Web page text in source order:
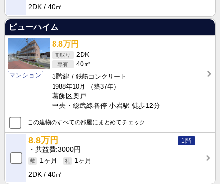
2DK
40㎡
ビューハイム
マンション
8.8万円
2DK
40㎡
3階建
鉄筋コンクリート
1988年10月
（築37年）
葛飾区奥戸
中央・総武線各停 小岩駅 徒歩12分
この建物のすべての部屋にまとめてチェック
1階
8.8万円
共益費 3000円
1ヶ月
1ヶ月
2DK
40㎡